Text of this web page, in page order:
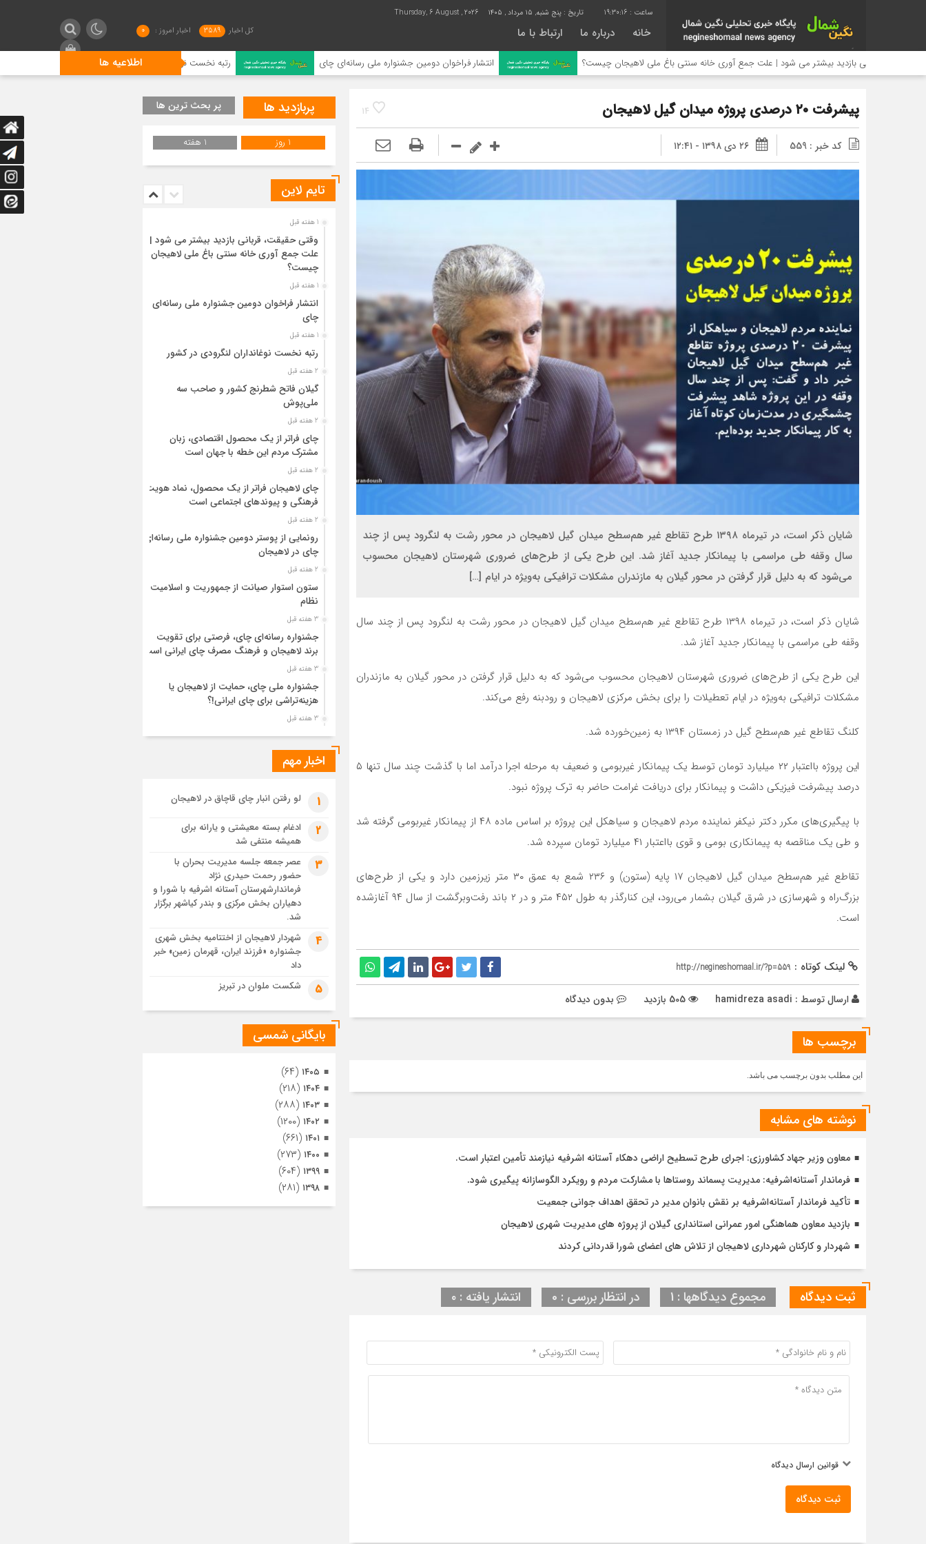
19:30:16 تاریخ : پنج شنبه, ۱۵ مرداد , ۱۴۰۵ Thursday, 6 August , 2026
خانه درباره ما ارتباط با ما کل اخبار 3589 اخبار امروز : 0
اطلاعیه ها بازدید بیشتر می شود | علت جمع آوری خانه سنتی باغ ملی لاهیجان چیست؟ انتشار فراخوان دومین جشنواره ملی رسانه‌ای چای رتبه نخست نوغانداران لنگرودی در کشور
14 پیشرفت ۲۰ درصدی پروژه میدان گیل لاهیجان
کد خبر : 559 ۲۶ دی ۱۳۹۸ - ۱۲:۴۱
شایان ذکر است، در تیرماه ۱۳۹۸ طرح تقاطع غیر هم‌سطح میدان گیل لاهیجان در محور رشت به لنگرود پس از چند
سال وقفه طی مراسمی با پیمانکار جدید آغاز شد. این طرح یکی از طرح‌های ضروری شهرستان لاهیجان محسوب
می‌شود که به دلیل قرار گرفتن در محور گیلان به مازندران مشکلات ترافیکی به‌ویژه در ایام […]
شایان ذکر است، در تیرماه ۱۳۹۸ طرح تقاطع غیر هم‌سطح میدان گیل لاهیجان در محور رشت به لنگرود پس از چند سال
وقفه طی مراسمی با پیمانکار جدید آغاز شد.
این طرح یکی از طرح‌های ضروری شهرستان لاهیجان محسوب می‌شود که به دلیل قرار گرفتن در محور گیلان به مازندران
مشکلات ترافیکی به‌ویژه در ایام تعطیلات را برای بخش مرکزی لاهیجان و رودبنه رفع می‌کند.
کلنگ تقاطع غیر هم‌سطح گیل در زمستان ۱۳۹۴ به زمین‌خورده شد.
این پروژه بااعتبار ۲۲ میلیارد تومان توسط یک پیمانکار غیربومی و ضعیف به مرحله اجرا درآمد اما با گذشت چند سال تنها ۵
درصد پیشرفت فیزیکی داشت و پیمانکار برای دریافت غرامت حاضر به ترک پروژه نبود.
با پیگیری‌های مکرر دکتر نیکفر نماینده مردم لاهیجان و سیاهکل این پروژه بر اساس ماده ۴۸ از پیمانکار غیربومی گرفته شد
و طی یک مناقصه به پیمانکاری بومی و قوی بااعتبار ۴۱ میلیارد تومان سپرده شد.
تقاطع غیر هم‌سطح میدان گیل لاهیجان ۱۷ پایه (ستون) و ۲۳۶ شمع به عمق ۳۰ متر زیرزمین دارد و یکی از طرح‌های
بزرگ‌راه و شهرسازی در شرق گیلان بشمار می‌رود، این کنارگذر به طول ۴۵۲ متر و در ۲ باند رفت‌وبرگشت از سال ۹۴ آغازشده
است.
لینک کوتاه : http://negineshomaal.ir/?p=559
ارسال توسط : hamidreza asadi بدون دیدگاه
برچسب ها
این مطلب بدون برچسب می باشد.
نوشته های مشابه
معاون وزیر جهاد کشاورزی: اجرای طرح تسطیح اراضی دهکاء آستانه اشرفیه نیازمند تأمین اعتبار است.
فرماندار آستانه‌اشرفیه: مدیریت پسماند روستاها با مشارکت مردم و رویکرد الگوسازانه پیگیری شود.
تأکید فرماندار آستانه‌اشرفیه بر نقش بانوان مدیر در تحقق اهداف جوانی جمعیت
بازدید معاون هماهنگی امور عمرانی استانداری گیلان از پروژه های مدیریت شهری لاهیجان
شهردار و کارکنان شهرداری لاهیجان از تلاش های اعضای شورا قدردانی کردند
ثبت دیدگاه مجموع دیدگاهها : 1 در انتظار بررسی : 0 انتشار یافته : ۰
قوانین ارسال دیدگاه
ثبت دیدگاه
پربازدید ها پر بحث ترین ها
1 روز 1 هفته
تایم لاین
1 هفته قبل
وقتی حقیقت، قربانی بازدید بیشتر می شود |
علت جمع آوری خانه سنتی باغ ملی لاهیجان
چیست؟
1 هفته قبل
انتشار فراخوان دومین جشنواره ملی رسانه‌ای
چای
1 هفته قبل
رتبه نخست نوغانداران لنگرودی در کشور
2 هفته قبل
گیلان فاتح شطرنج کشور و صاحب سه
ملی‌پوش
2 هفته قبل
چای فراتر از یک محصول اقتصادی، زبان
مشترک مردم این خطه با جهان است
2 هفته قبل
چای لاهیجان فراتر از یک محصول، نماد هویت
فرهنگی و پیوندهای اجتماعی است
2 هفته قبل
رونمایی از پوستر دومین جشنواره ملی رسانه‌ای
چای در لاهیجان
2 هفته قبل
ستون استوار صیانت از جمهوریت و اسلامیت
نظام
3 هفته قبل
جشنواره رسانه‌ای چای، فرصتی برای تقویت
برند لاهیجان و فرهنگ مصرف چای ایرانی است
3 هفته قبل
جشنواره ملی چای، حمایت از لاهیجان یا
هزینه‌تراشی برای چای ایرانی!؟
3 هفته قبل
پیکر مطهر رهبر شهید انقلاب در حرم مطهر
رضوی آرام گرفت
آخر در آستان امام رئوف
تصاویر هوایی مراسم تشییع پیکر مطهر آقای
شهید ایران – مشهد
4 هفته قبل
مراسم تشییع پیکر مطهر آقای شهید ایران –
مشهد
تصاویری از تراکم جمعیت حاضر در میدان
ثورهالعشرین نجف اشرف
اخبار مهم
1 لو رفتن انبار چای قاچاق در لاهیجان
2
ادغام بسته معیشتی و یارانه برای
همیشه منتفی شد
3
عصر جمعه جلسه مدیریت بحران با
حضور رحمت حیدری نژاد
فرماندارشهرستان آستانه اشرفیه با شورا و
دهیاران بخش مرکزی و بندر کیاشهر برگزار
شد.
4
شهردار لاهیجان از اختتامیه بخش شهری
جشنواره «فرزند ایران، قهرمان زمین» خبر
داد
5 شکست ملوان در تبریز
بایگانی شمسی
۱۴۰۵ (۶۴)
۱۴۰۴ (۲۱۸)
۱۴۰۳ (۲۸۸)
۱۴۰۲ (۱۲۰۰)
۱۴۰۱ (۶۶۱)
۱۴۰۰ (۲۷۳)
۱۳۹۹ (۶۰۴)
۱۳۹۸ (۲۸۱)